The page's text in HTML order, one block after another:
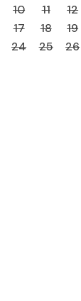
10 11 12
17 18 19
24 25 26